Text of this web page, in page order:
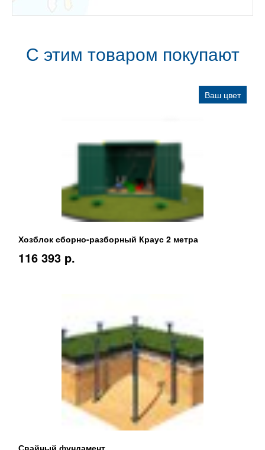
С этим товаром покупают
Ваш цвет
Хозблок сборно-разборный Краус 2 метра
116 393 p.